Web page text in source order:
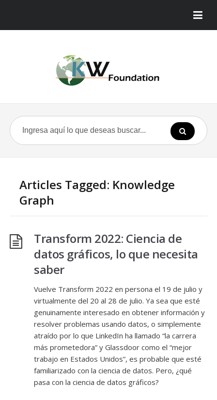
Articles Tagged: Knowledge
Graph
Transform 2022: Ciencia de
datos gráficos, lo que necesita
saber
Vuelve Transform 2022 en persona el 19 de julio y
virtualmente del 20 al 28 de julio. Ya sea que esté
genuinamente interesado en obtener información y
resolver problemas usando datos, o simplemente
atraído por lo que LinkedIn ha llamado “la carrera
más prometedora” y Glassdoor como el “mejor
trabajo en Estados Unidos”, es probable que esté
familiarizado con la ciencia de datos. Pero, ¿qué
pasa con la ciencia de datos gráficos?